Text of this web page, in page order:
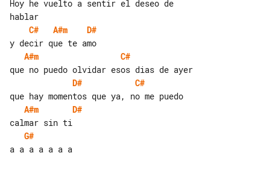
Hoy he vuelto a sentir el deseo de
C#
A#m
D#
A#m
C#
D#
C#
A#m
D#
G#
a a a a a a a